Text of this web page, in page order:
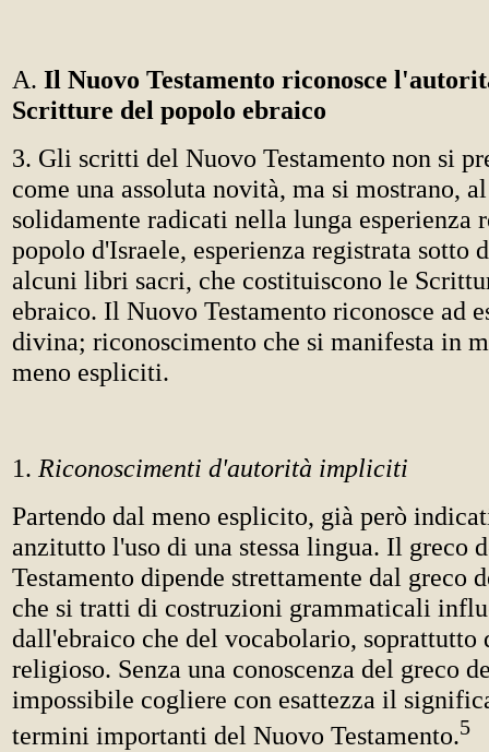
A. Il Nuovo Testamento riconosce
Scritture del popolo ebraico
3. Gli scritti del Nuovo Testamento non si
come una assoluta novità, ma si mostrano,
solidamente radicati nella lunga esperienza
popolo d'Israele, esperienza registrata sotto
alcuni libri sacri, che costituiscono le
ebraico. Il Nuovo Testamento riconosce ad
divina; riconoscimento che si manifesta in
meno espliciti.
1. Riconoscimenti d'autorità impliciti
Partendo dal meno esplicito, già però
anzitutto l'uso di una stessa lingua. Il greco
Testamento dipende strettamente dal greco
che si tratti di costruzioni grammaticali
dall'ebraico che del vocabolario, soprattutto
religioso. Senza una conoscenza del greco
impossibile cogliere con esattezza il
termini importanti del Nuovo Testamento.5